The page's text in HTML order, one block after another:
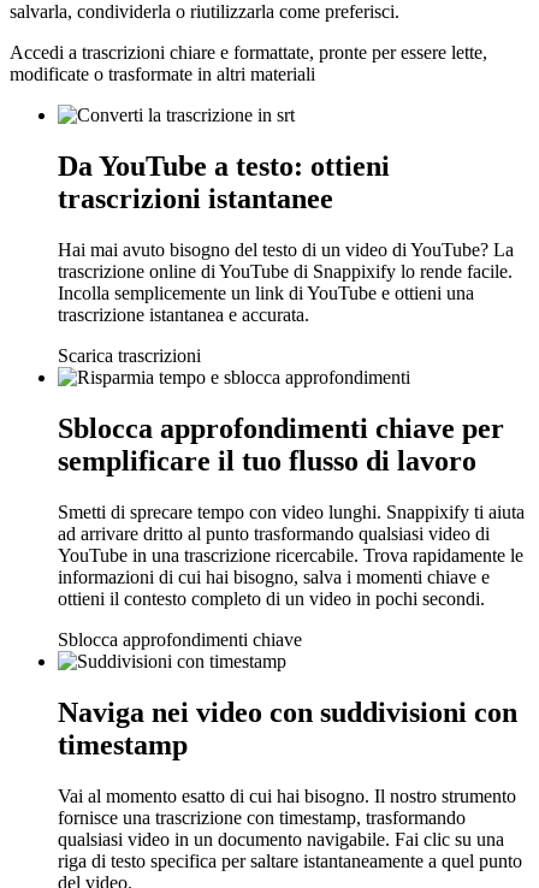
salvarla, condividerla o riutilizzarla come preferisci.
Accedi a trascrizioni chiare e formattate, pronte per essere lette,
modificate o trasformate in altri materiali
Da YouTube a testo: ottieni
trascrizioni istantanee
Hai mai avuto bisogno del testo di un video di YouTube? La
trascrizione online di YouTube di Snappixify lo rende facile.
Incolla semplicemente un link di YouTube e ottieni una
trascrizione istantanea e accurata.
Scarica trascrizioni
Sblocca approfondimenti chiave per
semplificare il tuo flusso di lavoro
Smetti di sprecare tempo con video lunghi. Snappixify ti aiuta
ad arrivare dritto al punto trasformando qualsiasi video di
YouTube in una trascrizione ricercabile. Trova rapidamente le
informazioni di cui hai bisogno, salva i momenti chiave e
ottieni il contesto completo di un video in pochi secondi.
Sblocca approfondimenti chiave
Naviga nei video con suddivisioni con
timestamp
Vai al momento esatto di cui hai bisogno. Il nostro strumento
fornisce una trascrizione con timestamp, trasformando
qualsiasi video in un documento navigabile. Fai clic su una
riga di testo specifica per saltare istantaneamente a quel punto
del video.